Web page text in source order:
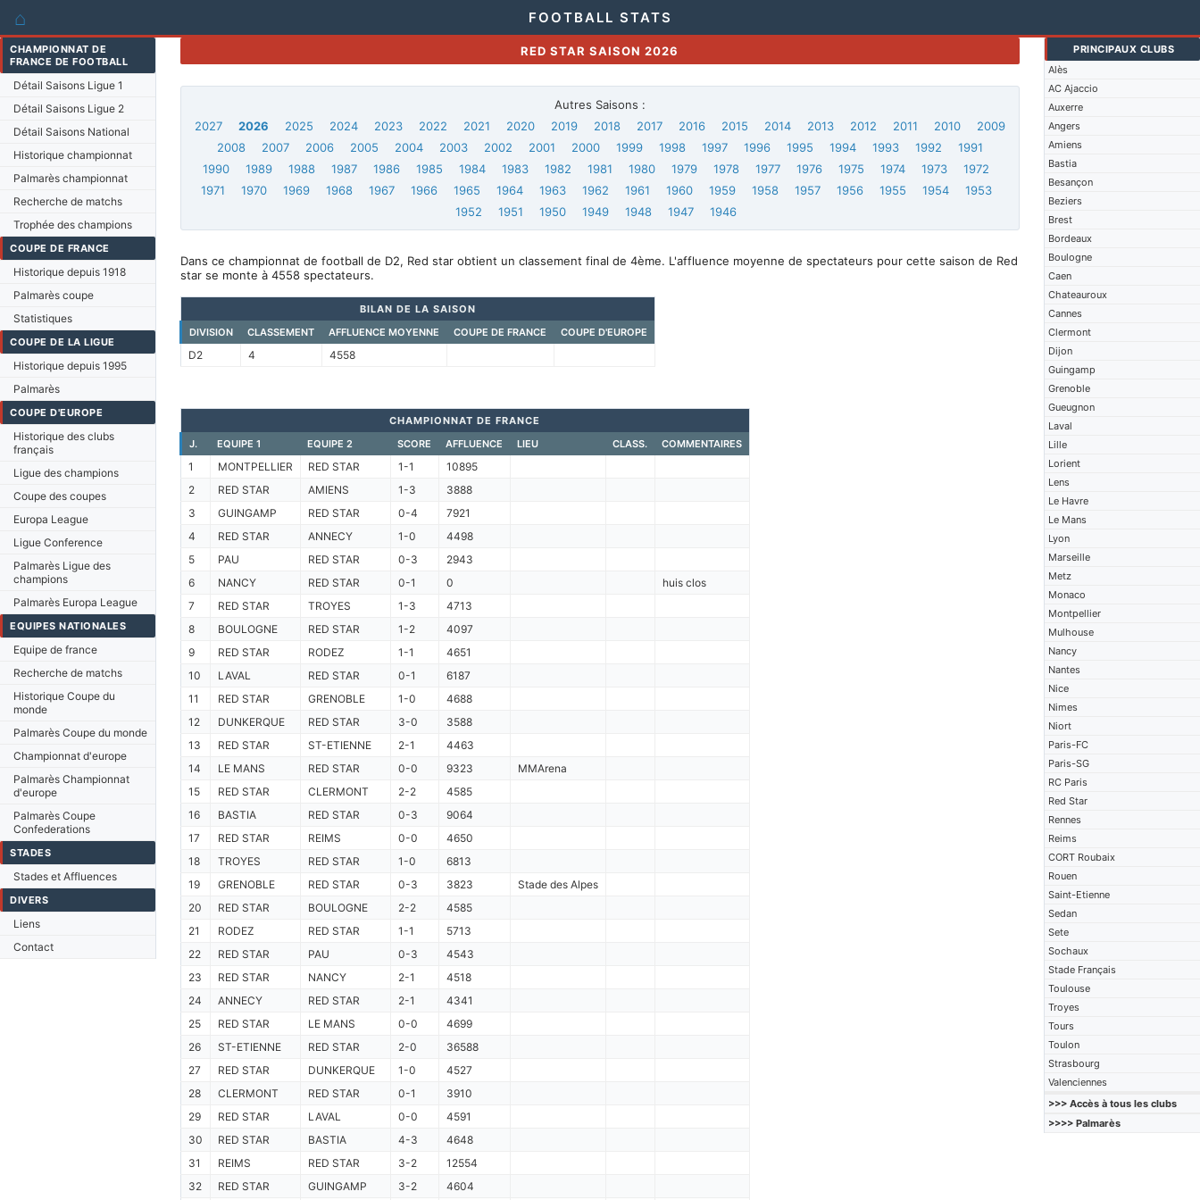
⌂ FOOTBALL STATS
CHAMPIONNAT DE
FRANCE DE FOOTBALL
Détail Saisons Ligue 1
Détail Saisons Ligue 2
Détail Saisons National
Historique championnat
Palmarès championnat
Recherche de matchs
Trophée des champions
COUPE DE FRANCE
Historique depuis 1918
Palmarès coupe
Statistiques
COUPE DE LA LIGUE
Historique depuis 1995
Palmarès
COUPE D'EUROPE
Historique des clubs
français
Ligue des champions
Coupe des coupes
Europa League
Ligue Conference
Palmarès Ligue des
champions
Palmarès Europa League
EQUIPES NATIONALES
Equipe de france
Recherche de matchs
Historique Coupe du
monde
Palmarès Coupe du monde
Championnat d'europe
Palmarès Championnat
d'europe
Palmarès Coupe
Confederations
STADES
Stades et Affluences
DIVERS
Liens
Contact
PRINCIPAUX CLUBS
Alès
AC Ajaccio
Auxerre
Angers
Amiens
Bastia
Besançon
Beziers
Brest
Bordeaux
Boulogne
Caen
Chateauroux
Cannes
Clermont
Dijon
Guingamp
Grenoble
Gueugnon
Laval
Lille
Lorient
Lens
Le Havre
Le Mans
Lyon
Marseille
Metz
Monaco
Montpellier
Mulhouse
Nancy
Nantes
Nice
Nimes
Niort
Paris-FC
Paris-SG
RC Paris
Red Star
Rennes
Reims
CORT Roubaix
Rouen
Saint-Etienne
Sedan
Sete
Sochaux
Stade Français
Toulouse
Troyes
Tours
Toulon
Strasbourg
Valenciennes
>>> Accès à tous les clubs
>>>> Palmarès
RED STAR SAISON 2026
Autres Saisons :
2027
2026 2025 2024 2023 2022 2021 2020 2019 2018 2017 2016 2015 2014 2013 2012 2011 2010
2009
2008
2007 2006 2005 2004 2003 2002 2001 2000 1999 1998 1997 1996 1995 1994 1993 1992
1991
1990
1989 1988 1987 1986 1985 1984 1983 1982 1981 1980 1979 1978 1977 1976 1975 1974 1973
1972
1971
1970 1969 1968 1967 1966 1965 1964 1963 1962 1961 1960 1959 1958 1957 1956 1955 1954
1953
1952
1951 1950 1949 1948 1947 1946
Dans ce championnat de football de D2, Red star obtient un classement final de 4ème. L'affluence moyenne de spectateurs pour cette saison de Red
star se monte à 4558 spectateurs.
BILAN DE LA SAISON
DIVISION
CLASSEMENT AFFLUENCE MOYENNE COUPE DE FRANCE COUPE D'EUROPE
D2 4 4558
CHAMPIONNAT DE FRANCE
J.
EQUIPE 1 EQUIPE 2 SCORE AFFLUENCE LIEU CLASS. COMMENTAIRES
1 MONTPELLIER RED STAR 1-1
10895
2
RED STAR AMIENS 1-3
3888
3
GUINGAMP RED STAR 0-4
7921
4
RED STAR ANNECY 1-0
4498
5
PAU RED STAR 0-3
2943
6
NANCY RED STAR 0-1 0
huis clos
7
RED STAR TROYES 1-3
4713
8
BOULOGNE RED STAR 1-2
4097
9
RED STAR RODEZ 1-1
4651
10
LAVAL RED STAR 0-1
6187
11
RED STAR GRENOBLE 1-0
4688
12
DUNKERQUE RED STAR 3-0
3588
13
RED STAR ST-ETIENNE 2-1
4463
14
LE MANS RED STAR 0-0 9323
MMArena
15
RED STAR CLERMONT 2-2
4585
16
BASTIA RED STAR 0-3
9064
17
RED STAR REIMS 0-0
4650
18
TROYES RED STAR 1-0
6813
19
GRENOBLE RED STAR 0-3 3823
Stade des Alpes
20
RED STAR BOULOGNE 2-2
4585
21
RODEZ RED STAR 1-1
5713
22
RED STAR PAU 0-3
4543
23
RED STAR NANCY 2-1
4518
24
ANNECY RED STAR 2-1
4341
25
RED STAR LE MANS 0-0
4699
26
ST-ETIENNE RED STAR 2-0
36588
27
RED STAR DUNKERQUE 1-0
4527
28
CLERMONT RED STAR 0-1
3910
29
RED STAR LAVAL 0-0
4591
30
RED STAR BASTIA 4-3
4648
31
REIMS RED STAR 3-2
12554
32
RED STAR GUINGAMP 3-2 4604